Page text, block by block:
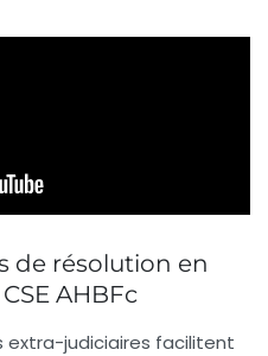
de résolution en
AHBFc
extra-judiciaires facilitent